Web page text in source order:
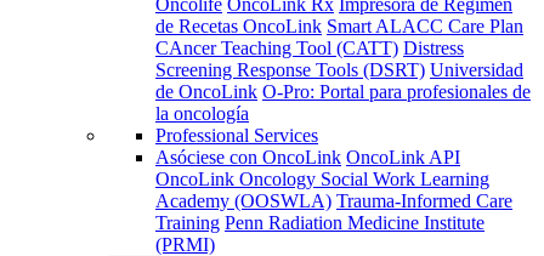
Oncolife OncoLink Rx Impresora de Régimen
de Recetas OncoLink Smart ALACC Care Plan
CAncer Teaching Tool (CATT) Distress
Screening Response Tools (DSRT) Universidad
de OncoLink O-Pro: Portal para profesionales de
la oncología
Professional Services
Asóciese con OncoLink OncoLink API
OncoLink Oncology Social Work Learning
Academy (OOSWLA) Trauma-Informed Care
Training Penn Radiation Medicine Institute
(PRMI)